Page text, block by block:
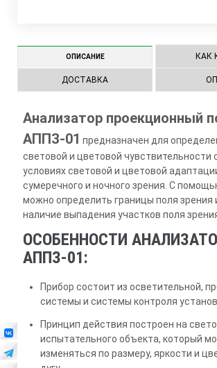
ОПИСАНИЕ КАК
ДОСТАВКА
Анализатор проекционный
АППЗ-01 предназначен для
световой и цветовой чувствительности
условиях световой и цветовой
сумеречного и ночного зрения. С
можно определить границы поля зрения
наличие выпадения участков поля
ОСОБЕННОСТИ
АППЗ-01:
Прибор состоит из осветительной,
системы и системы контроля
Принцип действия построен на
испытательного объекта, который
изменяться по размеру, яркости и